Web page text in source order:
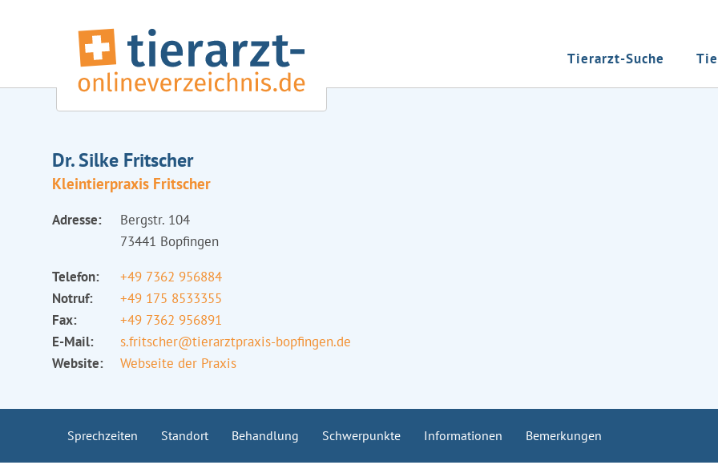
Tierarzt-Suche
Dr. Silke Fritscher
Kleintierpraxis Fritscher
Adresse:
Bergstr. 104
73441 Bopfingen
Telefon:
+49 7362 956884
Notruf:
+49 175 8533355
Fax:
+49 7362 956891
E-Mail:
s.fritscher@tierarztpraxis-bopfingen.de
Website:
Webseite der Praxis
Sprechzeiten Standort Behandlung Schwerpunkte Informationen Bemerkungen